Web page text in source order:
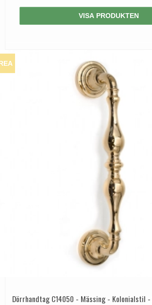
VISA PRODUKTEN
Dörrhandtag C14050 - Mässing - Kolonialstil